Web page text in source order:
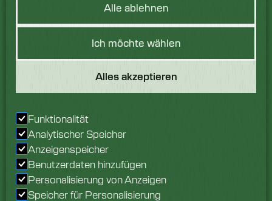
Alle ablehnen
Ich möchte wählen
Alles akzeptieren
Funktionalität
Analytischer Speicher
Anzeigenspeicher
Benutzerdaten hinzufügen
Personalisierung von Anzeigen
Speicher für Personalisierung
Hast du eine
Frage?
von Ihnen zu hören.
heute mit unserem
Team.
Erkundigen Sie sich jetzt